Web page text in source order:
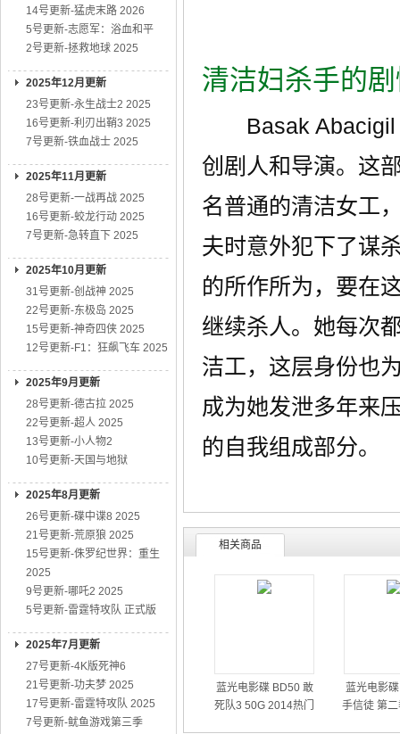
14号更新-猛虎末路 2026
5号更新-志愿军：浴血和平
2号更新-拯救地球 2025
2025年12月更新
23号更新-永生战士2 2025
16号更新-利刃出鞘3 2025
7号更新-铁血战士 2025
2025年11月更新
28号更新-一战再战 2025
16号更新-蛟龙行动 2025
7号更新-急转直下 2025
2025年10月更新
31号更新-创战神 2025
22号更新-东极岛 2025
15号更新-神奇四侠 2025
12号更新-F1：狂飙飞车 2025
2025年9月更新
28号更新-德古拉 2025
22号更新-超人 2025
13号更新-小人物2
10号更新-天国与地狱
2025年8月更新
26号更新-碟中谍8 2025
21号更新-荒原狼 2025
15号更新-侏罗纪世界：重生
2025
9号更新-哪吒2 2025
5号更新-雷霆特攻队 正式版
2025年7月更新
27号更新-4K版死神6
21号更新-功夫梦 2025
17号更新-雷霆特攻队 2025
7号更新-鱿鱼游戏第三季
清洁妇杀手的
Basak Abacigil
创剧人和导演。这
名普通的清洁女工
夫时意外犯下了谋
的所作所为，要在
继续杀人。她每次
洁工，这层身份也
成为她发泄多年来
的自我组成部分。
相关商品
蓝光电影碟 BD50 敢
死队3 50G 2014热门
蓝光电影
手信徒 第